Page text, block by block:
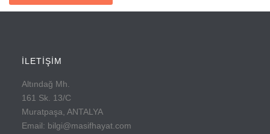
İLETİŞİM
Altındağ Mh.
161 Sk. 13/C
Muratpaşa, ANTALYA
Email: bilgi@masifhayat.com